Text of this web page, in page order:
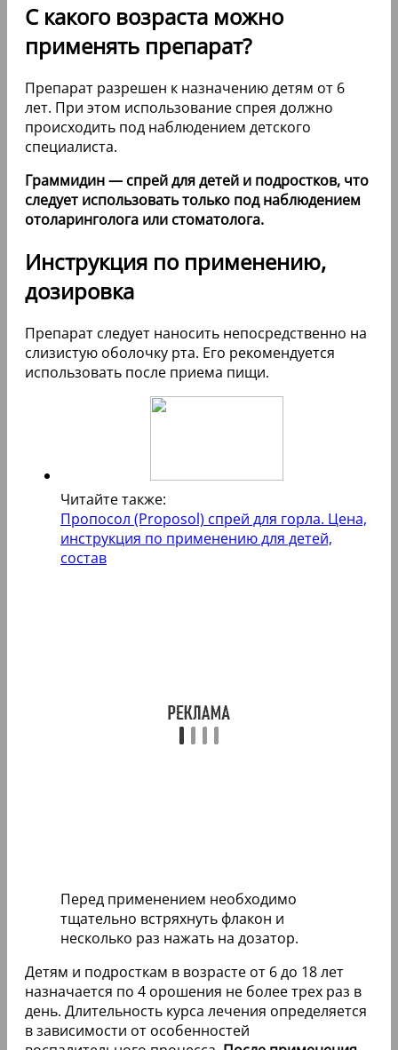
С какого возраста можно
применять препарат?
Препарат разрешен к назначению детям от 6
лет. При этом использование спрея должно
происходить под наблюдением детского
специалиста.
Граммидин — спрей для детей и подростков, что
следует использовать только под наблюдением
отоларинголога или стоматолога.
Инструкция по применению,
дозировка
Препарат следует наносить непосредственно на
слизистую оболочку рта. Его рекомендуется
использовать после приема пищи.
Читайте также:
Пропосол (Proposol) спрей для горла. Цена,
инструкция по применению для детей,
состав
Перед применением необходимо
тщательно встряхнуть флакон и
несколько раз нажать на дозатор.
Детям и подросткам в возрасте от 6 до 18 лет
назначается по 4 орошения не более трех раз в
день. Длительность курса лечения определяется
в зависимости от особенностей